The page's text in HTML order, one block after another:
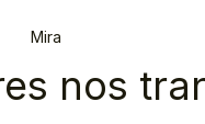
Mira
nos